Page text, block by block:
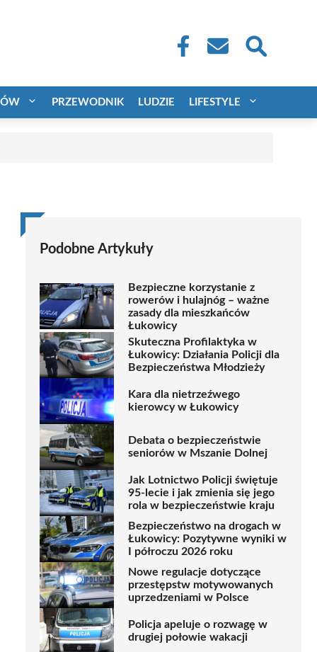
PRZEWODNIK LUDZIE LIFESTYLE
Podobne Artykuły
Bezpieczne korzystanie z
rowerów i hulajnóg – ważne
zasady dla mieszkańców
Łukowicy
Skuteczna Profilaktyka w
Łukowicy: Działania Policji dla
Bezpieczeństwa Młodzieży
Kara dla nietrzeźwego
kierowcy w Łukowicy
Debata o bezpieczeństwie
seniorów w Mszanie Dolnej
Jak Lotnictwo Policji świętuje
95-lecie i jak zmienia się jego
rola w bezpieczeństwie kraju
Bezpieczeństwo na drogach w
Łukowicy: Pozytywne wyniki w
I półroczu 2026 roku
Nowe regulacje dotyczące
przestępstw motywowanych
uprzedzeniami w Polsce
Policja apeluje o rozwagę w
drugiej połowie wakacji